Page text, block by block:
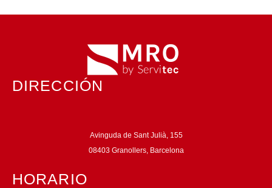
DIRECCIÓN
Avinguda de Sant Julià, 155
08403 Granollers, Barcelona
HORARIO